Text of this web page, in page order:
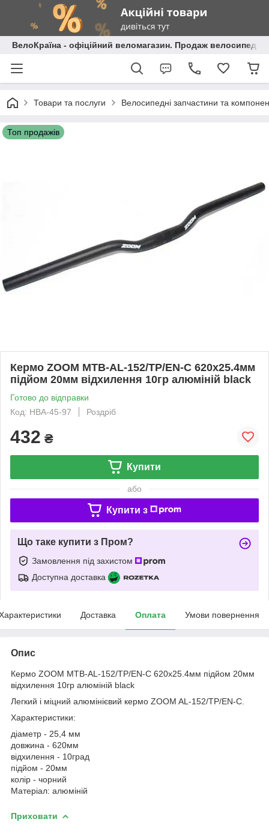
ВелоКраїна - офіційний веломагазин. Продаж велосипедів
Товари та послуги Велосипедні запчастини та
Топ продажів
Кермо ZOOM MTB-AL-152/TP/EN-C 620x25.4мм
підйом 20мм відхилення 10гр алюміній black
Готово до відправки
Код: HBA-45-97
Роздріб
432 ₴
Купити
або
Купити з
Що таке купити з Пром?
Замовлення під захистом
Доступна доставка
Доставка Оплата Умови повернення
Опис
Кермо ZOOM MTB-AL-152/TP/EN-C 620x25.4мм підйом 20мм
відхилення 10гр алюміній black
Легкий і міцний алюмінієвий кермо ZOOM AL-152/TP/EN-C.
Характеристики:
діаметр - 25,4 мм
довжина - 620мм
відхилення - 10град
підйом - 20мм
колір - чорний
Матеріал: алюміній
Приховати